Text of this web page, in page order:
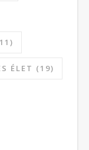
ÉLET (19)